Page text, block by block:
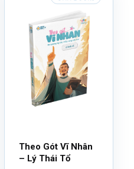
Theo Gót Vĩ Nhân
– Lý Thái Tổ